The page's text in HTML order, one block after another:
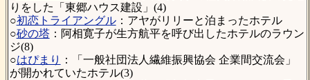
りをした「東郷ハウス建設」(4)
○初恋トライアングル：アヤがリリーと泊まったホテル
○砂の塔：阿相寛子が生方航平を呼び出したホテルのラウン
ジ(8)
○はぴまり
：「一般社団法人繊維振興協会 企業間交流会」
が開かれていたホテル(3)